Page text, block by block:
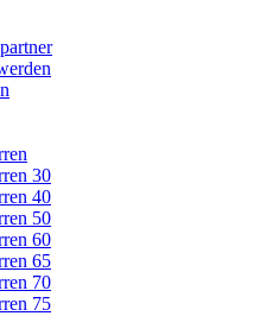
30
40
50
60
65
70
75